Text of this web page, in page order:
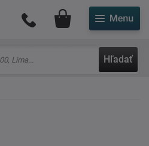
Hľadať
Môj účet